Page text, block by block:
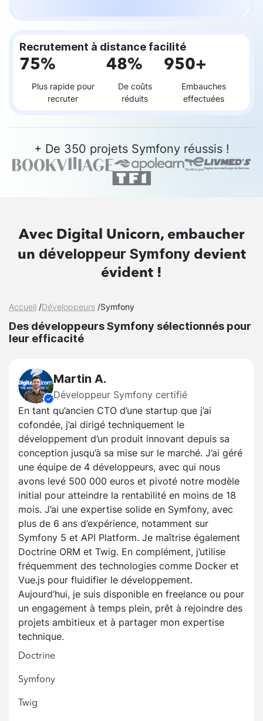
Recrutement à distance facilité
75%
Plus rapide pour
recruter
48%
De coûts
réduits
950+
Embauches
effectuées
+ De 350 projets Symfony réussis !
Avec Digital Unicorn, embaucher
un développeur Symfonydevient
évident !
Accueil /Développeurs /Symfony
Des développeurs Symfony sélectionnés pour
leur efficacité
Martin A.
Développeur Symfony certifié
En tant qu’ancien CTO d’une startup que j’ai
cofondée, j’ai dirigé techniquement le
développement d’un produit innovant depuis sa
conception jusqu’à sa mise sur le marché. J’ai géré
une équipe de 4 développeurs, avec qui nous
avons levé 500 000 euros et pivoté notre modèle
initial pour atteindre la rentabilité en moins de 18
mois. J’ai une expertise solide en Symfony, avec
plus de 6 ans d’expérience, notamment sur
Symfony 5 et API Platform. Je maîtrise également
Doctrine ORM et Twig. En complément, j’utilise
fréquemment des technologies comme Docker et
Vue.js pour fluidifier le développement.
Aujourd’hui, je suis disponible en freelance ou pour
un engagement à temps plein, prêt à rejoindre des
projets ambitieux et à partager mon expertise
technique.
Doctrine
Symfony
Twig